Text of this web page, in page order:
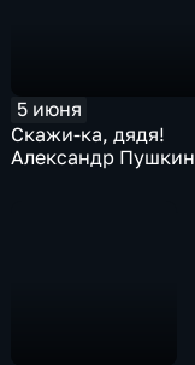
5 июня
Скажи-ка, дядя!
Александр Пушкин